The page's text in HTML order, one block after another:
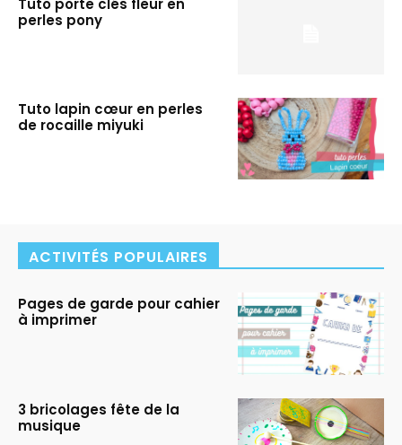
Tuto porte clés fleur en
perles pony
Tuto lapin cœur en perles
de rocaille miyuki
ACTIVITÉS POPULAIRES
Pages de garde pour cahier
à imprimer
3 bricolages fête de la
musique